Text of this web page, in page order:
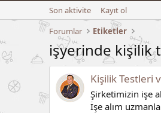
Son aktivite
Kayıt ol
Forumlar
Etiketler
işyerinde kişilik
Kişilik Testleri
Şirketimizin işe
İşe alım